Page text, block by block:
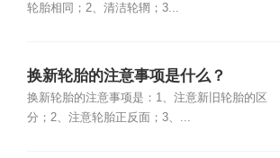
轮胎相同；2、清洁轮辋；3...
换新轮胎的注意事项是什么？
换新轮胎的注意事项是：1、注意新旧轮胎的区
分；2、注意轮胎正反面；3、...